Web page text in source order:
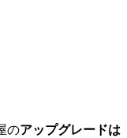
のアップグレードは